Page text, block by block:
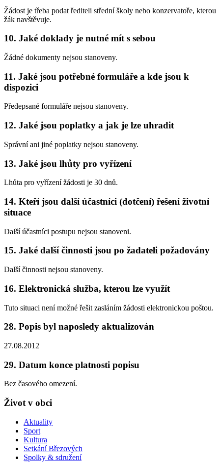
Žádost je třeba podat řediteli střední školy nebo konzervatoře, kterou
žák navštěvuje.
10. Jaké doklady je nutné mít s sebou
Žádné dokumenty nejsou stanoveny.
11. Jaké jsou potřebné formuláře a kde jsou k
dispozici
Předepsané formuláře nejsou stanoveny.
12. Jaké jsou poplatky a jak je lze uhradit
Správní ani jiné poplatky nejsou stanoveny.
13. Jaké jsou lhůty pro vyřízení
Lhůta pro vyřízení žádosti je 30 dnů.
14. Kteří jsou další účastníci (dotčení) řešení životní
situace
Další účastníci postupu nejsou stanoveni.
15. Jaké další činnosti jsou po žadateli požadovány
Další činnosti nejsou stanoveny.
16. Elektronická služba, kterou lze využít
Tuto situaci není možné řešit zasláním žádosti elektronickou poštou.
28. Popis byl naposledy aktualizován
27.08.2012
29. Datum konce platnosti popisu
Bez časového omezení.
Život v obci
Aktuality
Sport
Kultura
Setkání Březových
Spolky & sdružení